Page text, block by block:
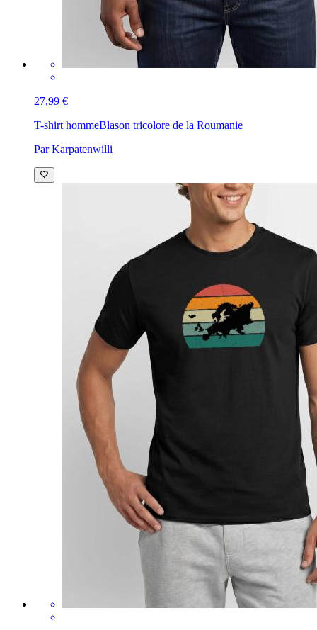
27,99 €
T-shirt hommeBlason tricolore de la Roumanie
Par Karpatenwilli